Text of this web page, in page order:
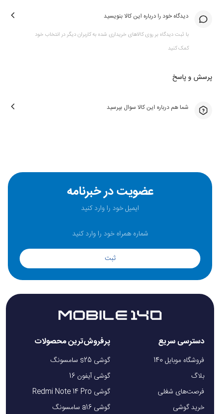
دیدگاه خود را درباره این کالا بنویسید
با ثبت دیدگاه بر روی کالاهای خریداری شده به کاربران دیگر در انتخاب خود
کمک کنید
پرسش و پاسخ
شما هم درباره این کالا سوال بپرسید
عضویت در خبرنامه
ثبت
دسترسی سریع
فروشگاه موبایل 140
بلاگ
فرصت‌های شغلی
خرید گوشی
پرفروش‌ترین محصولات
گوشی s25 سامسونگ
گوشی آیفون 16
گوشی Redmi Note 14 Pro
گوشی a16 سامسونگ